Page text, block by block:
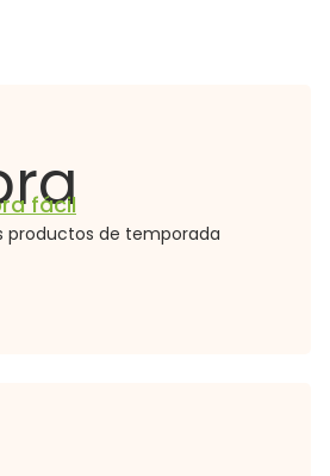
fácil
productos de temporada